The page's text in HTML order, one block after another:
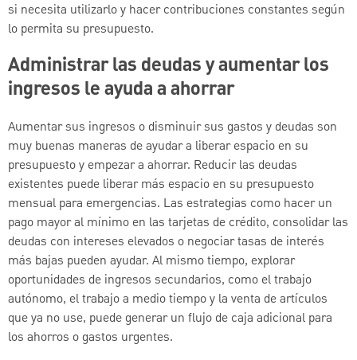
si necesita utilizarlo y hacer contribuciones constantes según
lo permita su presupuesto.
Administrar las deudas y aumentar los
ingresos le ayuda a ahorrar
Aumentar sus ingresos o disminuir sus gastos y deudas son
muy buenas maneras de ayudar a liberar espacio en su
presupuesto y empezar a ahorrar. Reducir las deudas
existentes puede liberar más espacio en su presupuesto
mensual para emergencias. Las estrategias como hacer un
pago mayor al mínimo en las tarjetas de crédito, consolidar las
deudas con intereses elevados o negociar tasas de interés
más bajas pueden ayudar. Al mismo tiempo, explorar
oportunidades de ingresos secundarios, como el trabajo
autónomo, el trabajo a medio tiempo y la venta de artículos
que ya no use, puede generar un flujo de caja adicional para
los ahorros o gastos urgentes.